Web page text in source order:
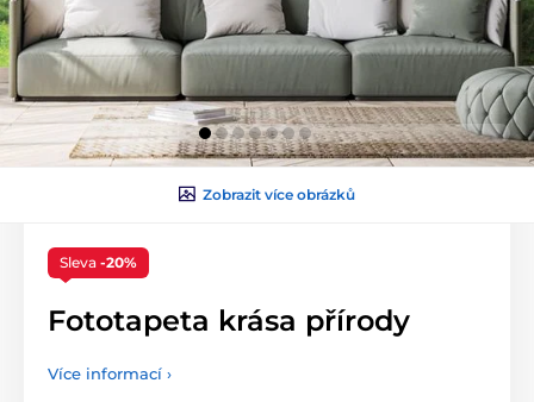
Zobrazit více obrázků
Sleva -20%
Fototapeta krása přírody
Více informací ›